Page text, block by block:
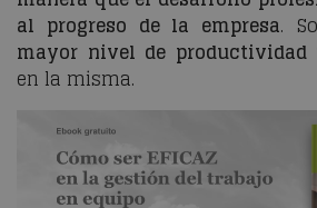
al progreso de la empresa.
mayor nivel de
en la misma.